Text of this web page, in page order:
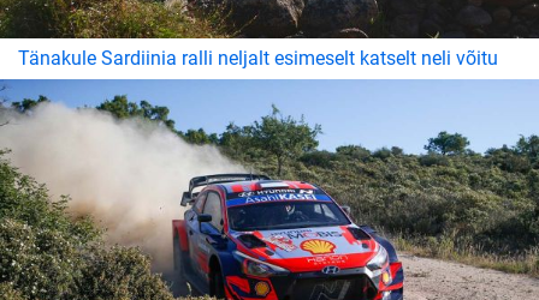
Tänakule Sardiinia ralli neljalt esimeselt katselt neli võitu